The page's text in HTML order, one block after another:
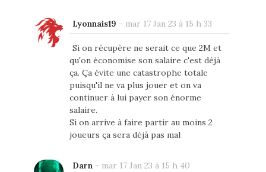
Lyonnais19 - mar 17 Jan 23 à 15 h 33
Si on récupère ne serait ce que 2M et
qu'on économise son salaire c'est déjà
ça. Ça évite une catastrophe totale
puisqu'il ne va plus jouer et on va
continuer à lui payer son énorme
salaire.
Si on arrive à faire partir au moins 2
joueurs ça sera déjà pas mal
Darn- mar 17 Jan 23 à 15 h 40